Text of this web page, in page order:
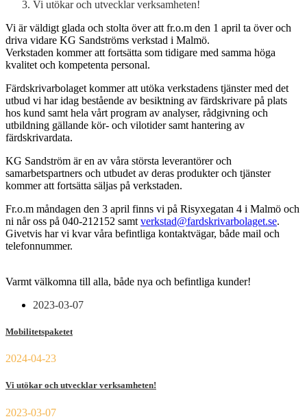
Vi utökar och utvecklar verksamheten!
Vi är väldigt glada och stolta över att fr.o.m den 1 april ta över och
driva vidare KG Sandströms verkstad i Malmö.
Verkstaden kommer att fortsätta som tidigare med samma höga
kvalitet och kompetenta personal.
Färdskrivarbolaget kommer att utöka verkstadens tjänster med det
utbud vi har idag bestående av besiktning av färdskrivare på plats
hos kund samt hela vårt program av analyser, rådgivning och
utbildning gällande kör- och vilotider samt hantering av
färdskrivardata.
KG Sandström är en av våra största leverantörer och
samarbetspartners och utbudet av deras produkter och tjänster
kommer att fortsätta säljas på verkstaden.
Fr.o.m måndagen den 3 april finns vi på Risyxegatan 4 i Malmö och
ni når oss på 040-212152 samt verkstad@fardskrivarbolaget.se.
Givetvis har vi kvar våra befintliga kontaktvägar, både mail och
telefonnummer.
Varmt välkomna till alla, både nya och befintliga kunder!
2023-03-07
Mobilitetspaketet
2024-04-23
Vi utökar och utvecklar verksamheten!
2023-03-07